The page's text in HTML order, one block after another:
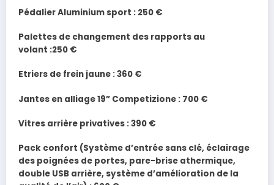
Pédalier Aluminium sport : 250 €
Palettes de changement des rapports au
volant :250 €
Etriers de frein jaune : 360 €
Jantes en alliage 19” Competizione : 700 €
Vitres arrière privatives : 390 €
Pack confort (Système d’entrée sans clé, éclairage
des poignées de portes, pare-brise athermique,
double USB arrière, système d’amélioration de la